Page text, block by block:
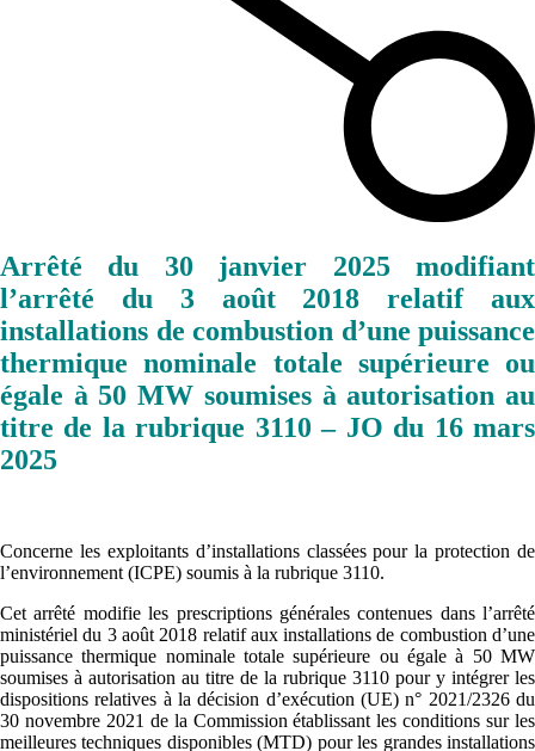
Arrêté du 30 janvier 2025 modifiant
l’arrêté du 3 août 2018 relatif aux
installations de combustion d’une puissance
thermique nominale totale supérieure ou
égale à 50 MW soumises à autorisation au
titre de la rubrique 3110 – JO du 16 mars
2025
Concerne les exploitants d’installations classées pour la protection de
l’environnement (ICPE) soumis à la rubrique 3110.
Cet arrêté modifie les prescriptions générales contenues dans l’arrêté
ministériel du 3 août 2018 relatif aux installations de combustion d’une
puissance thermique nominale totale supérieure ou égale à 50 MW
soumises à autorisation au titre de la rubrique 3110 pour y intégrer les
dispositions relatives à la décision d’exécution (UE) n° 2021/2326 du
30 novembre 2021 de la Commission établissant les conditions sur les
meilleures techniques disponibles (MTD) pour les grandes installations